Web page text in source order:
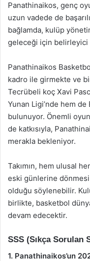
Panathinaikos, genç
uzun vadede de
bağlamda, kulüp
geleceği için belirleyici
Panathinaikos
kadro ile girmekte ve
Tecrübeli koç Xavi
Yunan Ligi’nde hem de
bulunuyor. Önemli
de katkısıyla,
merakla bekleniyor.
Takımın, hem ulusal
eski günlerine
olduğu söylenebilir.
birlikte, basketbol
devam edecektir.
SSS (Sıkça Sorulan
1. Panathinaikos’un